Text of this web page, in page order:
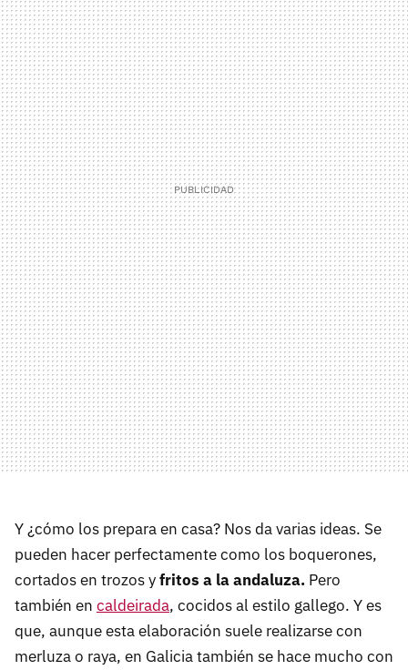
Y ¿cómo los prepara en casa? Nos da varias ideas. Se
pueden hacer perfectamente como los boquerones,
cortados en trozos yfritos a la andaluza. Pero
también en caldeirada, cocidos al estilo gallego. Y es
que, aunque esta elaboración suele realizarse con
merluza o raya, en Galicia también se hace mucho con